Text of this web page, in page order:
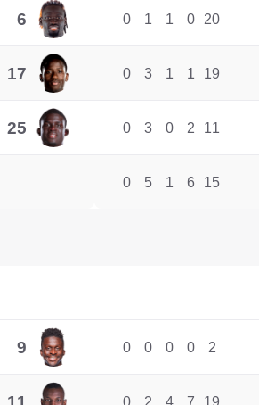
20
0
1
1
0
6
19
1
1
3
0
17
11
2
0
3
0
25
15
6
1
5
0
2
0
0
0
0
9
19
7
4
2
0